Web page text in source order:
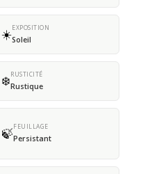
☀️EXPOSITION
Soleil
❄️RUSTICITÉ
Rustique
🍃FEUILLAGE
Persistant